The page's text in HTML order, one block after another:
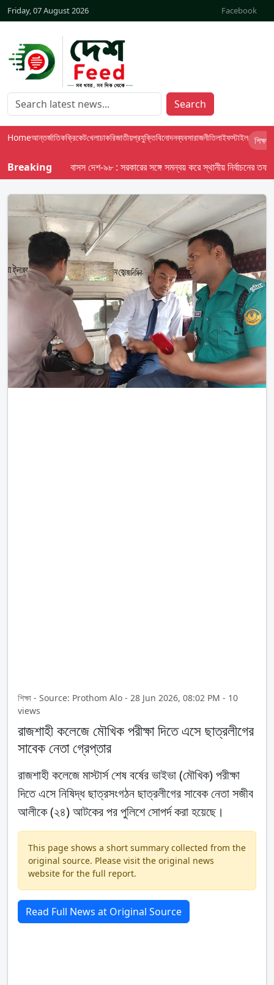
Friday, 07 August 2026 Facebook
Search
Homeআন্তর্জাতিকক্রিকেটখেলাচাকরিজাতীয়প্রযুক্তিবিনোদনব্যবসারাজনীতিলাইফস্টাইল শিক্ষা
Breaking বাসস দেশ-৯৮ : সরকারের সঙ্গে সমন্বয় করে স্থানীয় নির্বাচনের
শিক্ষা - Source: Prothom Alo - 28 Jun 2026, 08:02 PM - 10
views
রাজশাহী কলেজে মৌখিক পরীক্ষা দিতে এসে ছাত্রলীগের
সাবেক নেতা গ্রেপ্তার
রাজশাহী কলেজে মাস্টার্স শেষ বর্ষের ভাইভা (মৌখিক) পরীক্ষা
দিতে এসে নিষিদ্ধ ছাত্রসংগঠন ছাত্রলীগের সাবেক নেতা সজীব
আলীকে (২৪) আটকের পর পুলিশে সোপর্দ করা হয়েছে।
This page shows a short summary collected from the
original source. Please visit the original news
website for the full report.
Read Full News at Original Source